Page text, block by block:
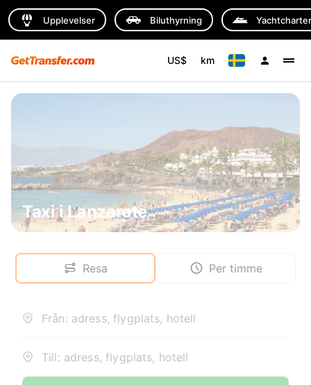
Upplevelser Biluthyrning Yachtcharter
US$ km
Taxi i Lanzarote
Resa Per timme
Från: adress, flygplats, hotell
Till: adress, flygplats, hotell